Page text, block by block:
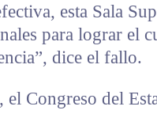
esta Sala
para lograr el
dice el fallo.
el Congreso del